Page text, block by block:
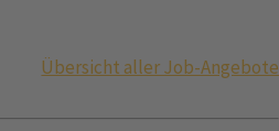
Übersicht aller Job-Angebote